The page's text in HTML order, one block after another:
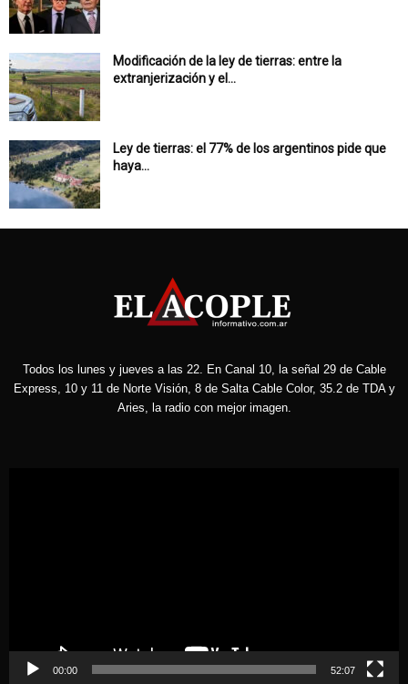
Modificación de la ley de tierras: entre la
extranjerización y el...
Ley de tierras: el 77% de los argentinos pide que
haya...
Todos los lunes y jueves a las 22. En Canal 10, la señal 29 de Cable
Express, 10 y 11 de Norte Visión, 8 de Salta Cable Color, 35.2 de TDA y
Aries, la radio con mejor imagen.
00:00 52:07